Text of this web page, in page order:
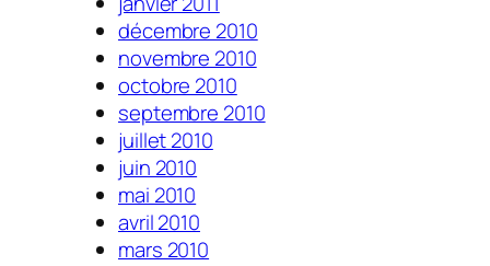
décembre 2010
novembre 2010
octobre 2010
septembre 2010
juillet 2010
juin 2010
mai 2010
avril 2010
mars 2010